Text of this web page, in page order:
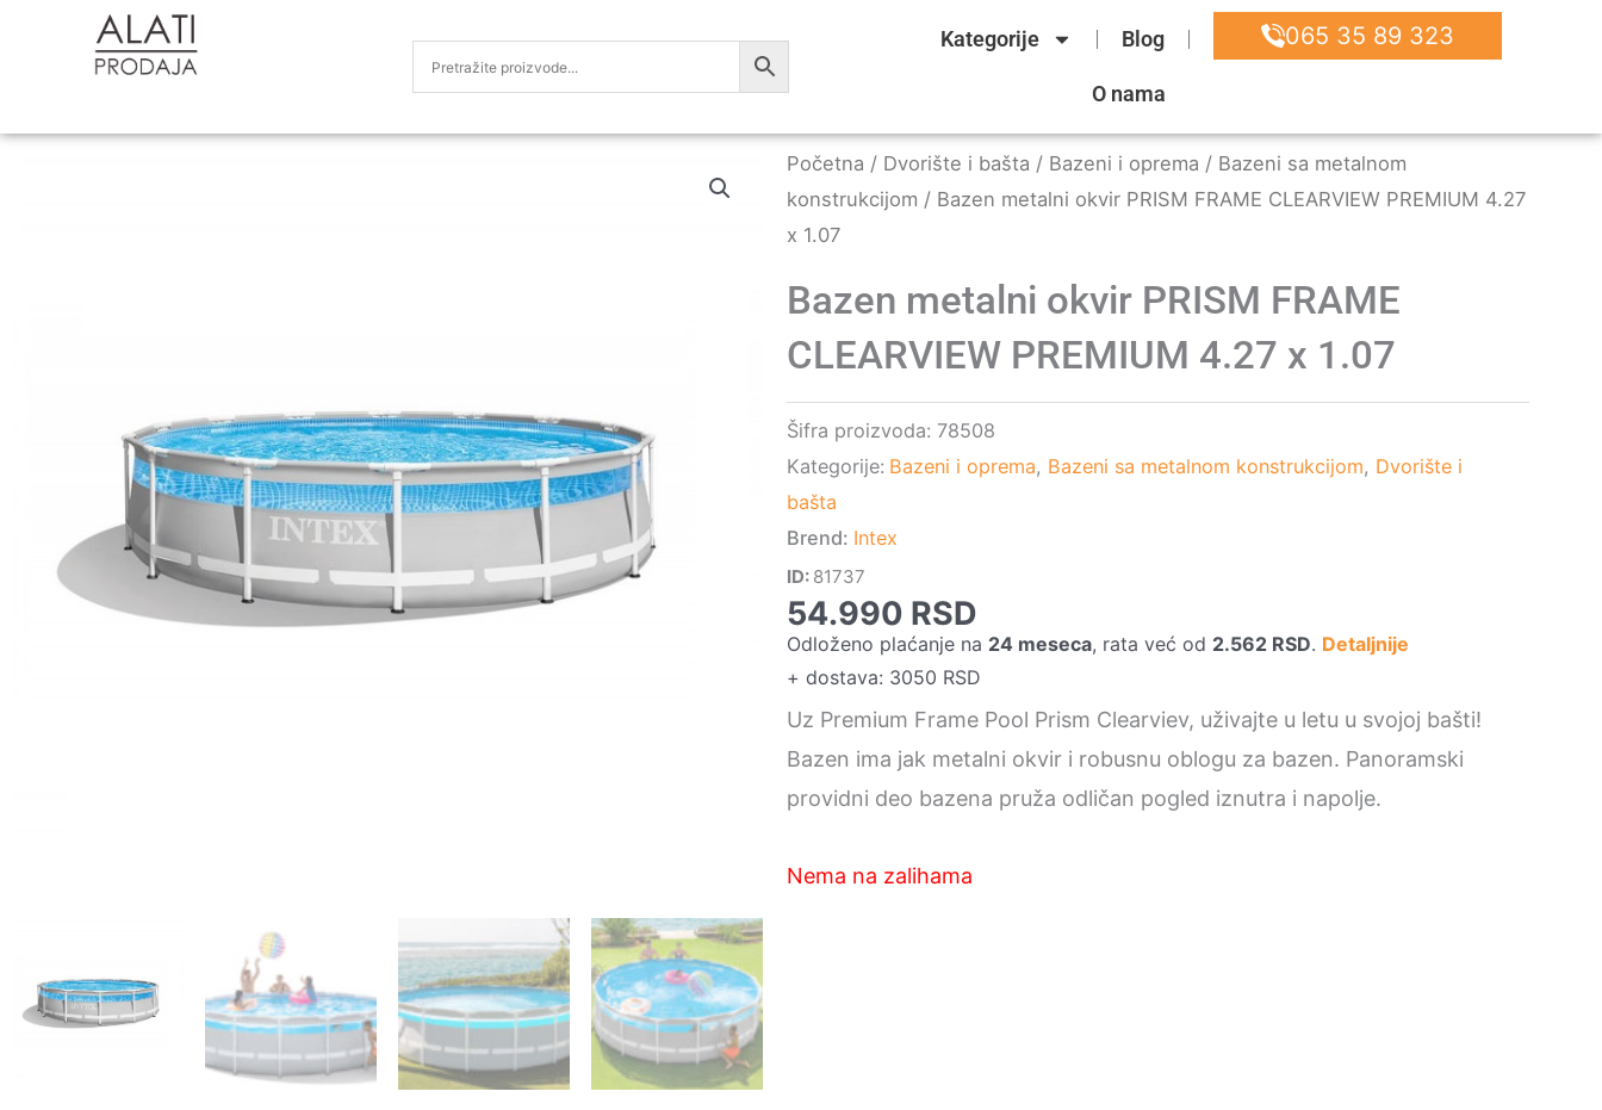
Kategorije Blog
O nama
065 35 89 323
Početna / Dvorište i bašta / Bazeni i oprema / Bazeni sa metalnom
konstrukcijom / Bazen metalni okvir PRISM FRAME CLEARVIEW PREMIUM 4.27
x 1.07
Bazen metalni okvir PRISM FRAME
CLEARVIEW PREMIUM 4.27 x 1.07
Šifra proizvoda: 78508
Kategorije: Bazeni i oprema, Bazeni sa metalnom konstrukcijom, Dvorište i
bašta
Brend: Intex
ID: 81737
54.990 RSD
Odloženo plaćanje na 24 meseca, rata već od 2.562 RSD. Detaljnije
+ dostava: 3050 RSD
Uz Premium Frame Pool Prism Clearviev, uživajte u letu u svojoj bašti!
Bazen ima jak metalni okvir i robusnu oblogu za bazen. Panoramski
providni deo bazena pruža odličan pogled iznutra i napolje.
Nema na zalihama